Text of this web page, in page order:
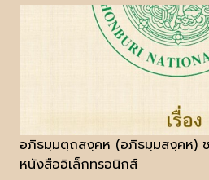
อภิธมฺมตฺถสงฺคห (อภิธมฺมสงฺคห)
หนังสืออิเล็กทรอนิกส์